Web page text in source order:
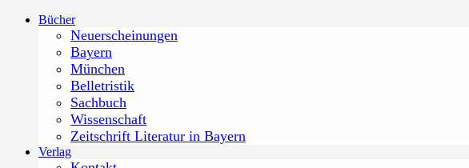
Zum
Bücher
Neuerscheinungen
Bayern
München
Belletristik
Sachbuch
Wissenschaft
Zeitschrift Literatur in Bayern
Verlag